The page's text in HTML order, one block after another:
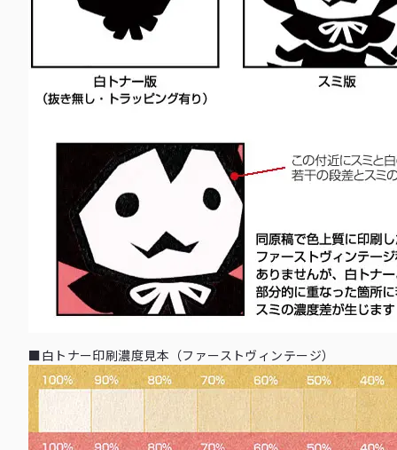
33,550 50,820 60,720
168
31,900 34,210 40,260 46,420 51,810
32,670 34,870 40,920
36,190 42,570 49,060 54,670 65,560
34,650 36,850 43,230 49,940
35,200 50,930
35,970 38,060 44,880 51,810 57,750 69,410
36,630 38,940 45,650 52,690 58,740 70,510
■白トナー印刷濃度見本（ファーストヴィンテージ）